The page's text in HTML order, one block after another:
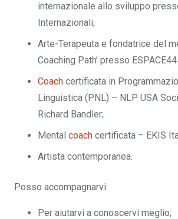
internazionale allo sviluppo
Internazionali;
Arte-Terapeuta e fondatrice del
Coaching Path’ presso
Coach certificata in
Linguistica (PNL) – NLP USA
Richard Bandler;
Mental coach certificata – EKIS
Artista contemporanea.
Posso accompagnarvi:
Per aiutarvi a conoscervi meglio;